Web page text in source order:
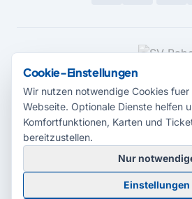
MEDIENPARTNER
© 2026 Radio Potsdam. Webseite
Babelsberg
Cookie-Einstellungen
Wir nutzen notwendige Cookies
Webseite. Optionale Dienste helfen
Komfortfunktionen, Karten und
bereitzustellen.
Nur
Einstellungen